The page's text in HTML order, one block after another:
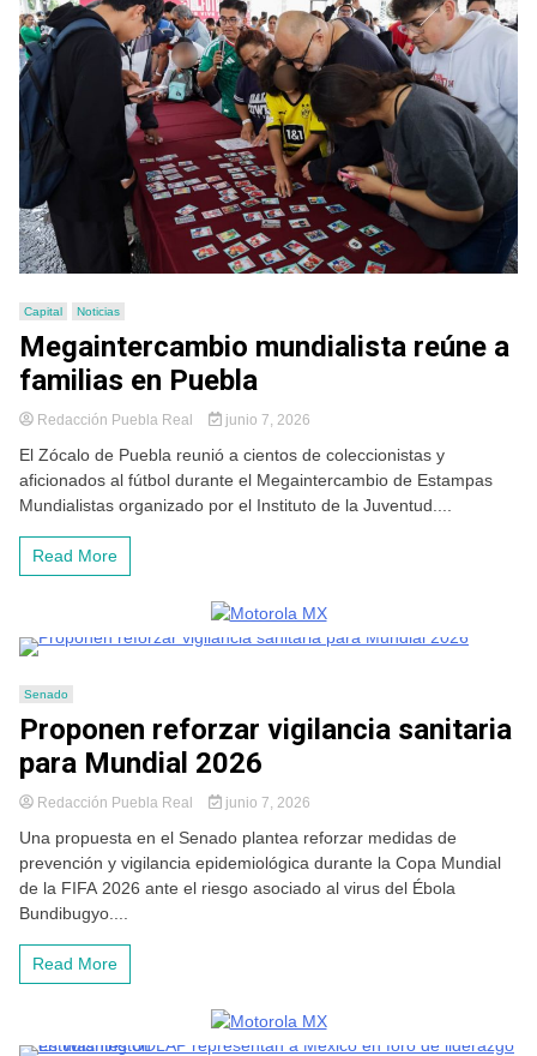
Capital Noticias
Megaintercambio mundialista reúne a
familias en Puebla
Redacción Puebla Real junio 7, 2026
El Zócalo de Puebla reunió a cientos de coleccionistas y
aficionados al fútbol durante el Megaintercambio de Estampas
Mundialistas organizado por el Instituto de la Juventud....
Read More
Senado
Proponen reforzar vigilancia sanitaria
para Mundial 2026
Redacción Puebla Real junio 7, 2026
Una propuesta en el Senado plantea reforzar medidas de
prevención y vigilancia epidemiológica durante la Copa Mundial
de la FIFA 2026 ante el riesgo asociado al virus del Ébola
Bundibugyo....
Read More